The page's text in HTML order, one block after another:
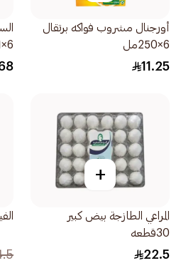
أورجنال مشروب فواكه برتقال
6×250مل
11.25
6×1لتر
+
المراعي الطازجة بيض كبير
30قطعه
22.5